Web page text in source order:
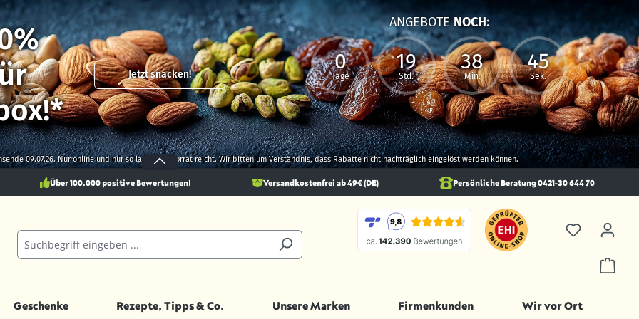
Jetzt snacken!
ANGEBOTENOCH:
0
Tage
19
Std.
38
Min.
44
Sek.
09.07.26. Nur online und nur so lange der Vorrat reicht. Wir bitten um Verständnis, dass Rabatte nicht nachträglich eingelöst werden können.
Über 100.000 positive Bewertungen! Versandkostenfrei ab 49€ (DE) Persönliche Beratung 0421-30 644 70
Geschenke Rezepte, Tipps & Co. Unsere Marken Firmenkunden Wir vor Ort